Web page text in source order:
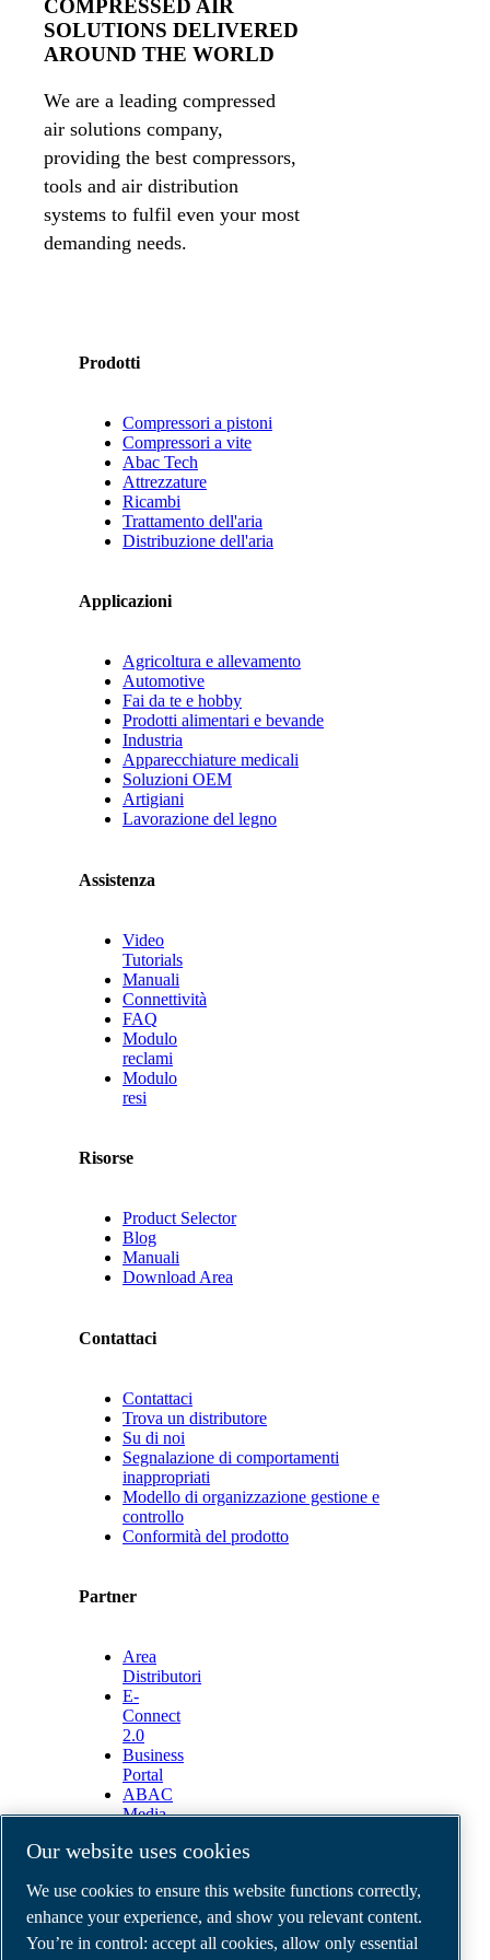
COMPRESSED AIR
SOLUTIONS DELIVERED
AROUND THE WORLD
We are a leading compressed
air solutions company,
providing the best compressors,
tools and air distribution
systems to fulfil even your most
demanding needs.
Prodotti
Compressori a pistoni
Compressori a vite
Abac Tech
Attrezzature
Ricambi
Trattamento dell'aria
Distribuzione dell'aria
Applicazioni
Agricoltura e allevamento
Automotive
Fai da te e hobby
Prodotti alimentari e bevande
Industria
Apparecchiature medicali
Soluzioni OEM
Artigiani
Lavorazione del legno
Assistenza
Video
Tutorials
Manuali
Connettività
FAQ
Modulo
reclami
Modulo
resi
Risorse
Product Selector
Blog
Manuali
Download Area
Contattaci
Contattaci
Trova un distributore
Su di noi
Segnalazione di comportamenti
inappropriati
Modello di organizzazione gestione e
controllo
Conformità del prodotto
Partner
Area
Distributori
E-
Connect
2.0
Business
Portal
ABAC
Media
Legal & Privacy Notices
Order return form
Order claim form
Our website uses cookies
We use cookies to ensure this website functions correctly,
enhance your experience, and show you relevant content.
You’re in control: accept all cookies, allow only essential